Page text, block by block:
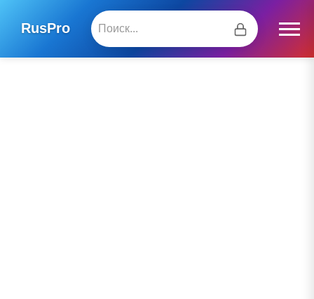
RusPro